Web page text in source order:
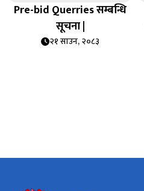
Pre-bid Querries सम्बन्धि
सूचना |
२१ साउन, २०८३